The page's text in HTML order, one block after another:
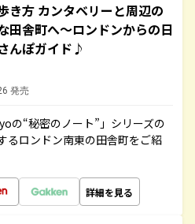
き方 カンタベリーと周辺の
田舎町へ～ロンドンからの日
んぽガイド♪
発売
の“秘密のノート”」シリーズの
るロンドン南東の田舎町をご紹
詳細を見る